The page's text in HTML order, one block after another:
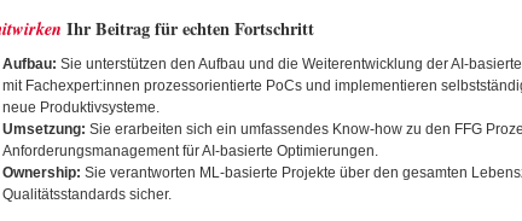
Ihr Beitrag für echten Fortschritt
Aufbau: Sie unterstützen den Aufbau und die Weiterentwicklung der AI-
mit Fachexpert:innen prozessorientierte PoCs und implementieren
neue Produktivsysteme.
Umsetzung: Sie erarbeiten sich ein umfassendes Know-how zu den FFG
Anforderungsmanagement für AI-basierte Optimierungen.
Ownership: Sie verantworten ML-basierte Projekte über den gesamten
Qualitätsstandards sicher.